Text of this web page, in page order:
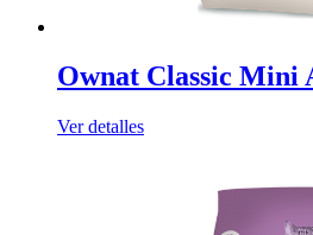
Ownat Classic Mini
Ver detalles